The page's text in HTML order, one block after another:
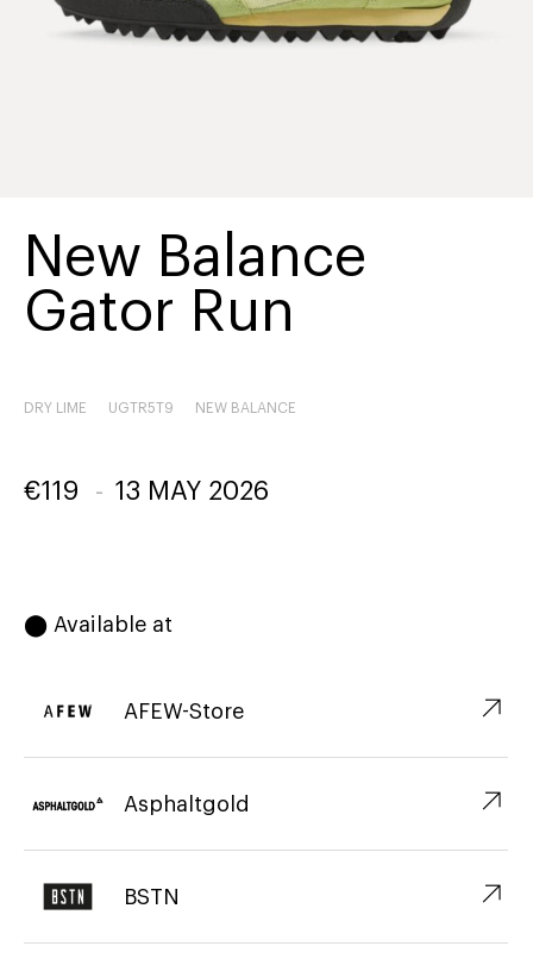
New Balance
Gator Run
DRY LIME UGTR5T9 NEW BALANCE
€119 - 13 MAY 2026
⬤ Available at
AFEW-Store ↗︎
Asphaltgold ↗︎
BSTN ↗︎